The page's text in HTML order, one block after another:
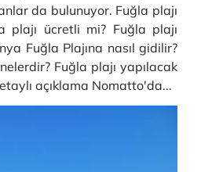
da bulunuyor. Fuğla plajı
plajı ücretli mi? Fuğla plajı
Fuğla Plajına nasıl gidilir?
Fuğla plajı yapılacak
açıklama Nomatto'da...